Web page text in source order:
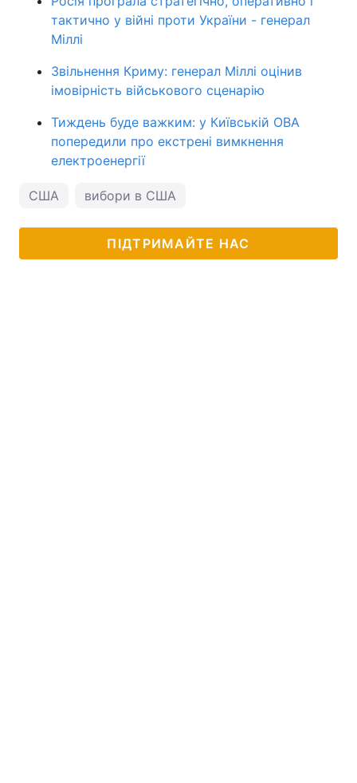
тактично у війні проти України - генерал
Міллі
Звільнення Криму: генерал Міллі оцінив
імовірність військового сценарію
Тиждень буде важким: у Київській ОВА
попередили про екстрені вимкнення
електроенергії
США вибори в США
ПІДТРИМАЙТЕ НАС